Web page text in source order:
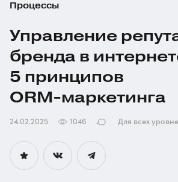
Процессы
Управление
бренда в
5 принципов
ORM-маркетинга
24.02.2025 1046 Для всех